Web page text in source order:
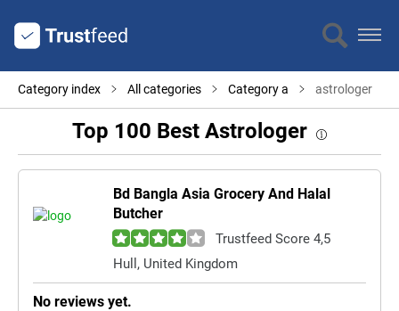
Category index All categories Category a astrologer
Top 100 Best Astrologer
Bd Bangla Asia Grocery And Halal
Butcher
Trustfeed Score 4,5
Hull, United Kingdom
No reviews yet.